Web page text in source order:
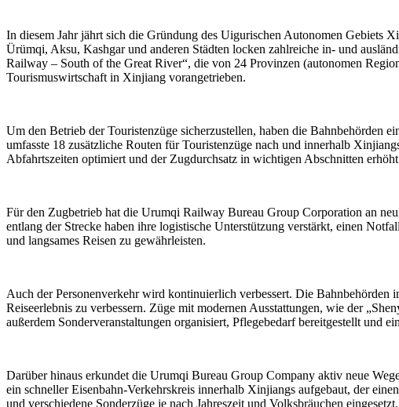
In diesem Jahr jährt sich die Gründung des Uigurischen Autonomen
Ürümqi, Aksu, Kashgar und anderen Städten locken zahlreiche in- und
Railway – South of the Great River“, die von 24 Provinzen (autonomen
Tourismuswirtschaft in Xinjiang vorangetrieben.
Um den Betrieb der Touristenzüge sicherzustellen, haben die Bahnbehörden
umfasste 18 zusätzliche Routen für Touristenzüge nach und innerhalb
Abfahrtszeiten optimiert und der Zugdurchsatz in wichtigen Abschnitten
Für den Zugbetrieb hat die Urumqi Railway Bureau Group Corporation an
entlang der Strecke haben ihre logistische Unterstützung verstärkt, einen
und langsames Reisen zu gewährleisten.
Auch der Personenverkehr wird kontinuierlich verbessert. Die
Reiseerlebnis zu verbessern. Züge mit modernen Ausstattungen, wie der
außerdem Sonderveranstaltungen organisiert, Pflegebedarf bereitgestellt und
Darüber hinaus erkundet die Urumqi Bureau Group Company aktiv neue
ein schneller Eisenbahn-Verkehrskreis innerhalb Xinjiangs aufgebaut, der
und verschiedene Sonderzüge je nach Jahreszeit und Volksbräuchen